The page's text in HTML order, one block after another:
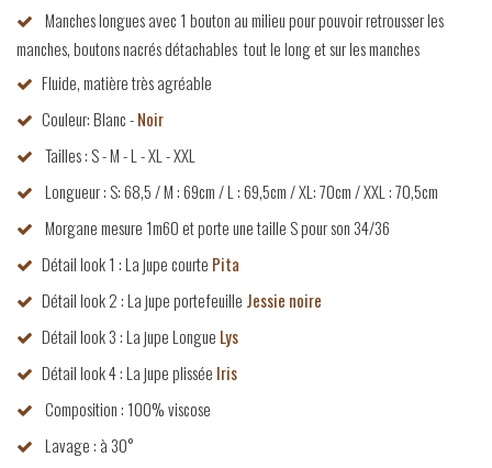
Manches longues avec 1 bouton au milieu pour pouvoir retrousser les
manches, boutons nacrés détachables tout le long et sur les manches
Fluide, matière très agréable
Couleur: Blanc -Noir
Tailles : S - M - L - XL - XXL
Longueur : S: 68,5 / M : 69cm / L : 69,5cm / XL: 70cm / XXL : 70,5cm
Morgane mesure 1m60 et porte une taille S pour son 34/36
Détail look 1 : La jupe courte Pita
Détail look 2 : La jupe portefeuille Jessie noire
Détail look 3 : La jupe Longue Lys
Détail look 4 : La jupe plissée Iris
Composition : 100% viscose
Lavage : à 30°